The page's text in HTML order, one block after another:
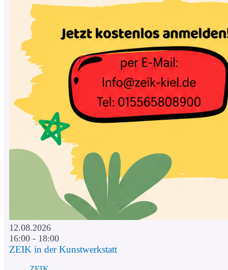
12.08.2026
16:00 - 18:00
ZEIK in der Kunstwerkstatt